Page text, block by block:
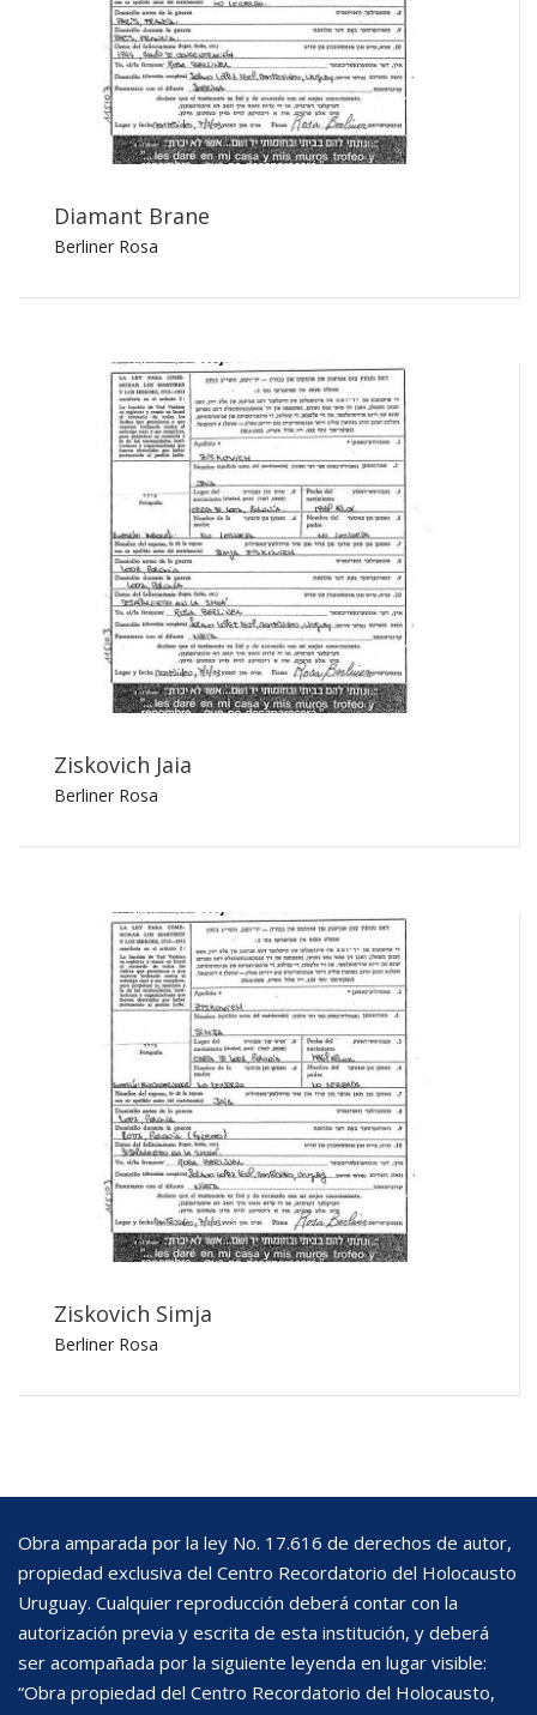
Diamant Brane
Berliner Rosa
Ziskovich Jaia
Berliner Rosa
Ziskovich Simja
Berliner Rosa
Obra amparada por la ley No. 17.616 de derechos de autor,
propiedad exclusiva del Centro Recordatorio del Holocausto
Uruguay. Cualquier reproducción deberá contar con la
autorización previa y escrita de esta institución, y deberá
ser acompañada por la siguiente leyenda en lugar visible:
“Obra propiedad del Centro Recordatorio del Holocausto,